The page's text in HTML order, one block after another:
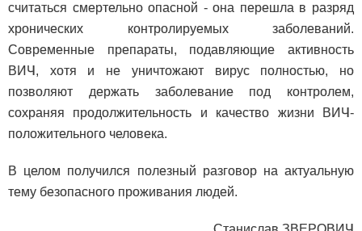
считаться смертельно опасной - она перешла в разряд
хронических контролируемых заболеваний.
Современные препараты, подавляющие активность
ВИЧ, хотя и не уничтожают вирус полностью, но
позволяют держать заболевание под контролем,
сохраняя продолжительность и качество жизни ВИЧ-
положительного человека.
В целом получился полезный разговор на актуальную
тему безопасного проживания людей.